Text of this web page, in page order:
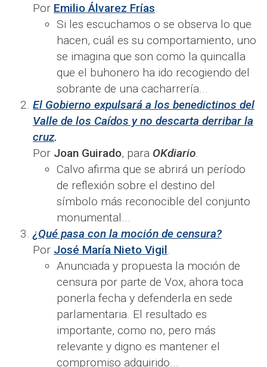
Por Emilio Álvarez Frías.
Si les escuchamos o se observa lo que
hacen, cuál es su comportamiento, uno
se imagina que son como la quincalla
que el buhonero ha ido recogiendo del
sobrante de una cacharrería...
El Gobierno expulsará a los benedictinos del
Valle de los Caídos y no descarta derribar la
cruz.
Por Joan Guirado, para OKdiario.
Calvo afirma que se abrirá un período
de reflexión sobre el destino del
símbolo más reconocible del conjunto
monumental...
¿Qué pasa con la moción de censura?
Por José María Nieto Vigil.
Anunciada y propuesta la moción de
censura por parte de Vox, ahora toca
ponerla fecha y defenderla en sede
parlamentaria. El resultado es
importante, como no, pero más
relevante y digno es mantener el
compromiso adquirido...